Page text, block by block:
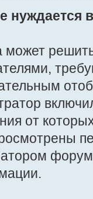
нуждается
от